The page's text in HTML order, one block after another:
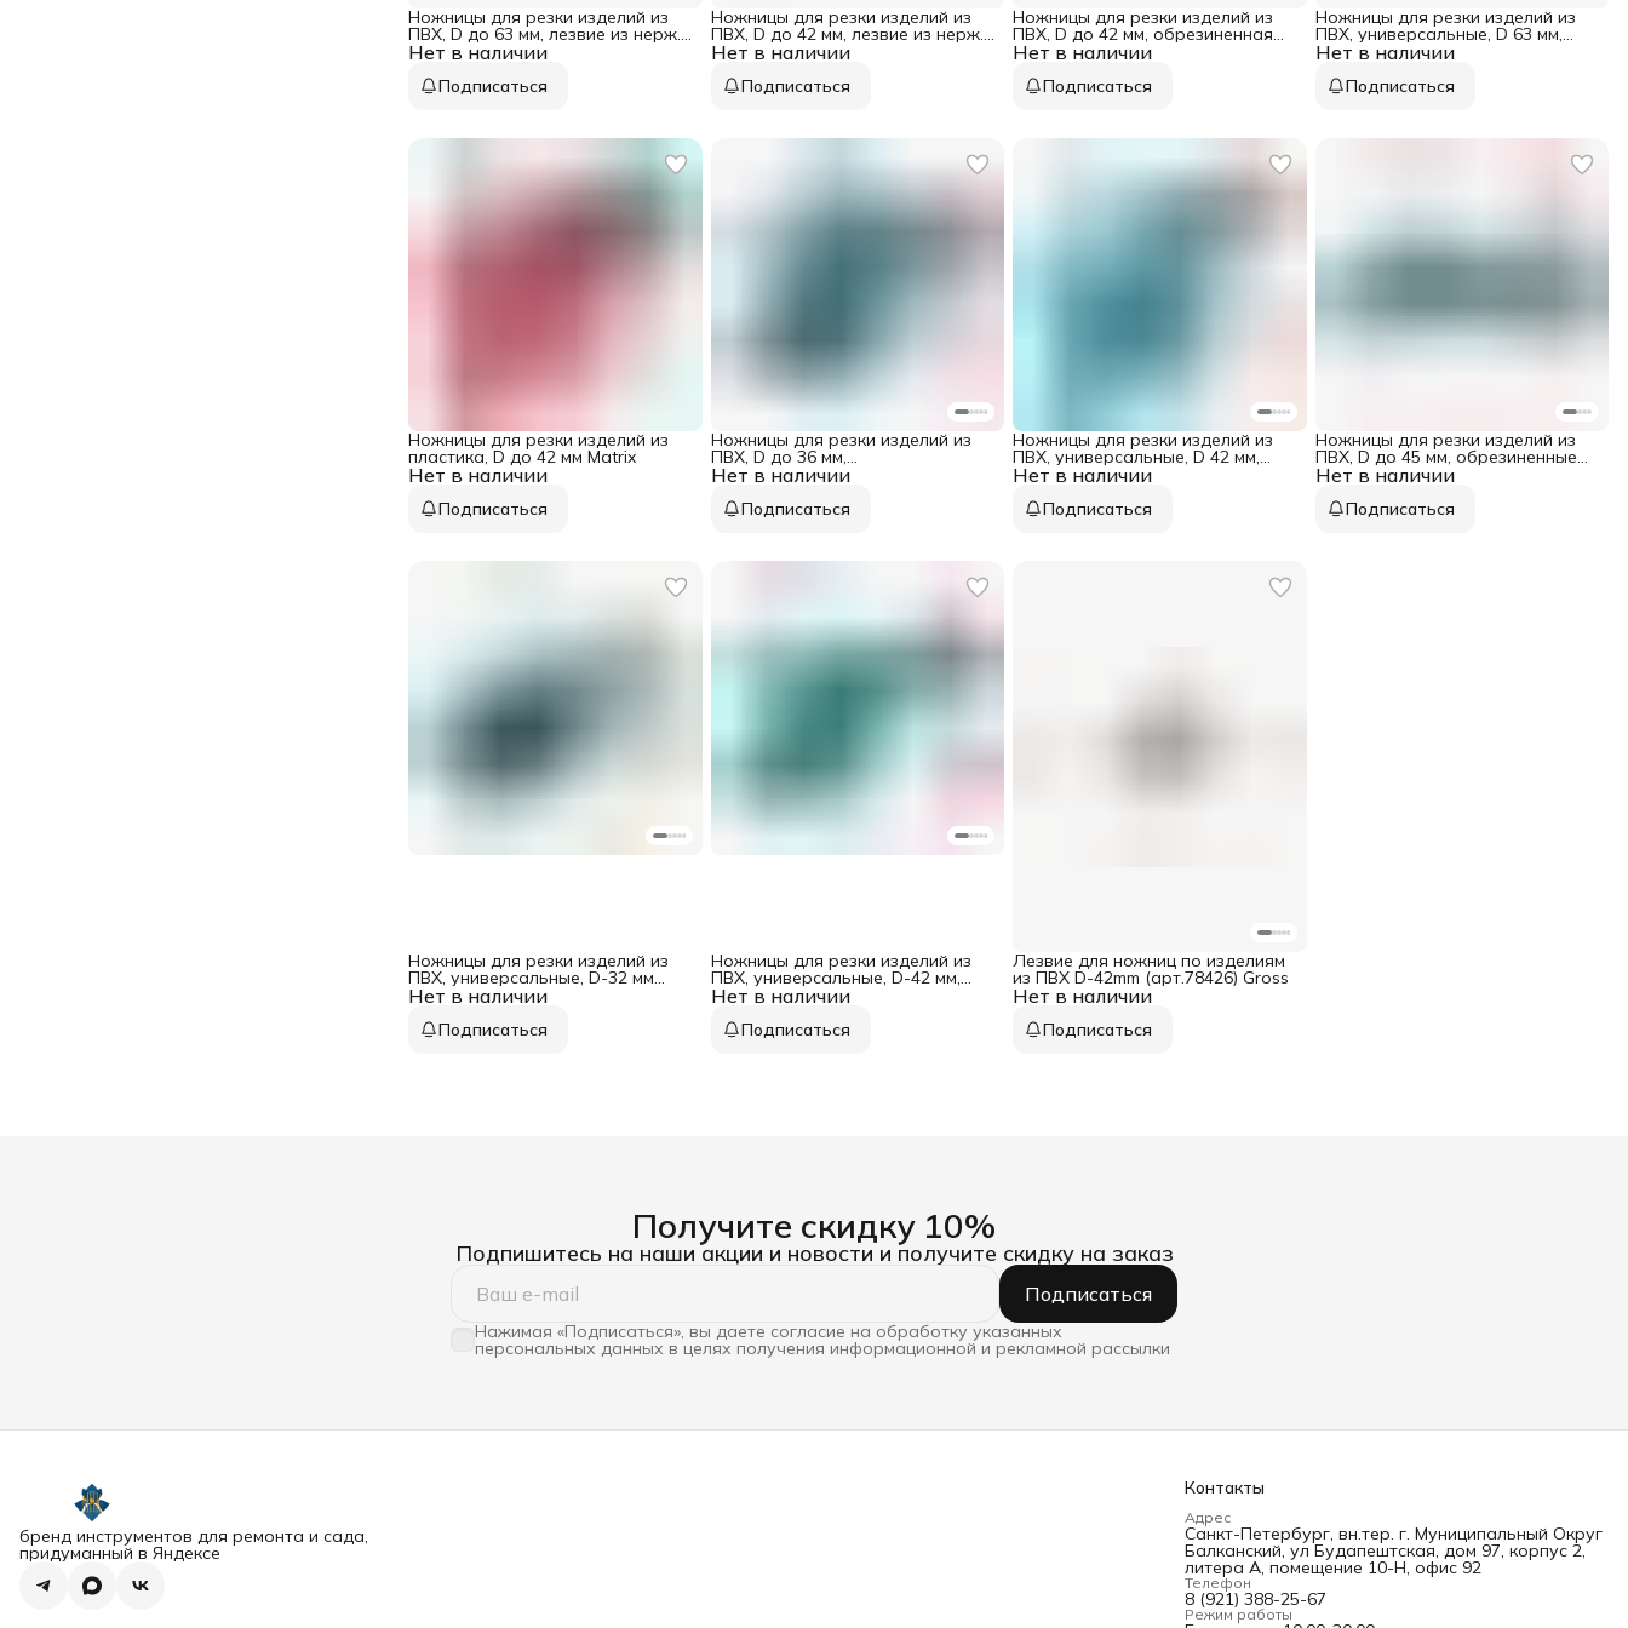
Нет в наличии
Ножницы для резки изделий из
ПВХ, D до 63 мм, лезвие из нерж.
стали, автоматич. Matrix
Подписаться
Нет в наличии
Ножницы для резки изделий из
ПВХ, D до 42 мм, лезвие из нерж.
стали, автоматич. Matrix
Подписаться
Нет в наличии
Ножницы для резки изделий из
ПВХ, D до 42 мм, обрезиненная
опорная рукоятка, порошковое
Подписаться
Нет в наличии
Ножницы для резки изделий из
ПВХ, универсальные, D 63 мм,
порошковое покрытие рукояток
Подписаться
Нет в наличии
Ножницы для резки изделий из
пластика, D до 42 мм Matrix
Подписаться
Нет в наличии
Ножницы для резки изделий из
ПВХ, D до 36 мм,
двухкомпонентные рукоятки,
изделий Gross
Подписаться
Нет в наличии
Ножницы для резки изделий из
ПВХ, универсальные, D 42 мм,
порошковое покрытие рукояток
Подписаться
Нет в наличии
Ножницы для резки изделий из
ПВХ, D до 45 мм, обрезиненные
рукоятки, рабочий стол для
Подписаться
Нет в наличии
Ножницы для резки изделий из
ПВХ, универсальные, D-32 мм
Gross
Подписаться
Нет в наличии
Ножницы для резки изделий из
ПВХ, универсальные, D-42 мм,
автомат Gross
Подписаться
Нет в наличии
Лезвие для ножниц по изделиям
из ПВХ D-42mm (арт.78426) Gross
Подписаться
Получите скидку 10%
Подпишитесь на наши акции и новости и получите скидку на заказ
Подписаться
Нажимая «Подписаться», вы даете согласие на обработку указанных
персональных данных в целях получения информационной и рекламной рассылки
бренд инструментов для ремонта и сада,
придуманный в Яндексе
Контакты
Адрес
Санкт-Петербург, вн.тер. г. Муниципальный Округ
Балканский, ул Будапештская, дом 97, корпус 2,
литера А, помещение 10-Н, офис 92
Телефон
8 (921) 388-25-67
Режим работы